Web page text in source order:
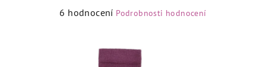
Průměrné
6 hodnocení Podrobnosti hodnocení